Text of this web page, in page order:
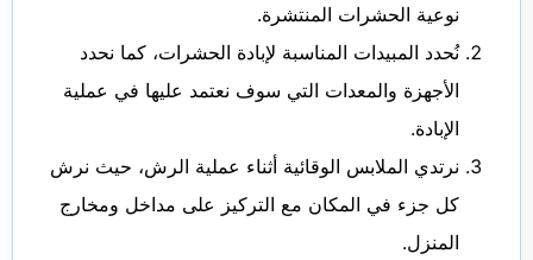
نوعية الحشرات المنتشرة.
نُحدد المبيدات المناسبة لإبادة الحشرات، كما نحدد
الأجهزة والمعدات التي سوف نعتمد عليها في عملية
الإبادة.
نرتدي الملابس الوقائية أثناء عملية الرش، حيث نرش
كل جزء في المكان مع التركيز على مداخل ومخارج
المنزل.